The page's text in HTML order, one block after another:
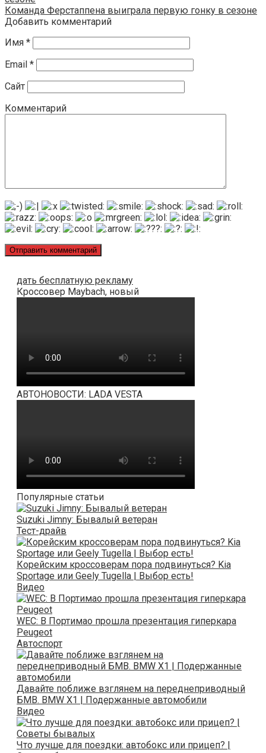
Команда Ферстаппена выиграла первую гонку в сезоне
Добавить комментарий
Имя *
Email *
Сайт
Комментарий
дать бесплатную рекламу
Кроссовер Maybach, новый
АВТОНОВОСТИ: LADA VESTA
Популярные статьи
Suzuki Jimny: Бывалый ветеран
Тест-драйв
Корейским кроссоверам пора подвинуться? Kia
Sportage или Geely Tugella | Выбор есть!
Видео
WEC: В Портимао прошла презентация гиперкара
Peugeot
Автоспорт
Давайте поближе взглянем на переднеприводный
БМВ. BMW X1 | Подержанные автомобили
Видео
Что лучше для поездки: автобокс или прицеп? |